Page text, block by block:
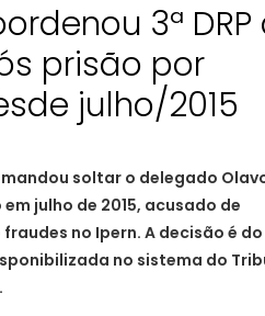
3ª DRP
prisão por
julho/2015
soltar o delegado
julho de 2015, acusado de
no Ipern. A decisão é do
no sistema do